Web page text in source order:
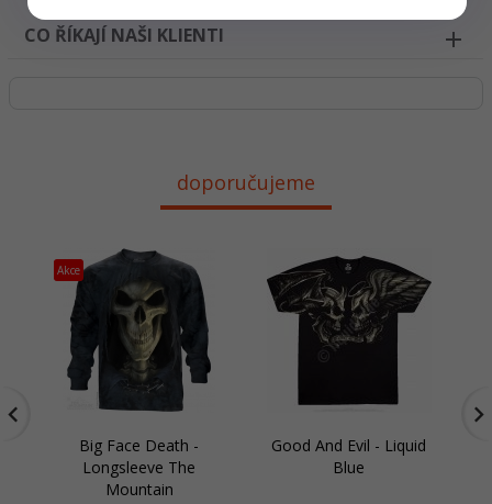
CO ŘÍKAJÍ NAŠI KLIENTI
doporučujeme
Akce
Big Face Death -
Longsleeve The
Mountain
Good And Evil - Liquid
Blue